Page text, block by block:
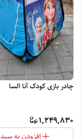
چادر بازی کودک آنا السا
1,249,830
افزودن به سبد